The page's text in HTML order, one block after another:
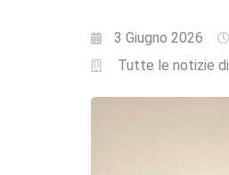
3 Giugno 2026
Tutte le notizie di